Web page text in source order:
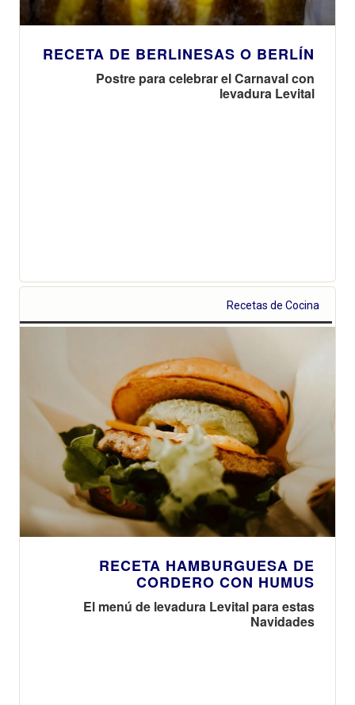
RECETA DE BERLINESAS O BERLÍN
Postre para celebrar el Carnaval con
levadura Levital
Recetas de Cocina
RECETA HAMBURGUESA DE
CORDERO CON HUMUS
El menú de levadura Levital para estas
Navidades